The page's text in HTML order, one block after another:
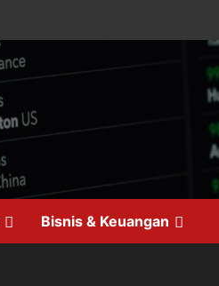
Bisnis & Keuangan